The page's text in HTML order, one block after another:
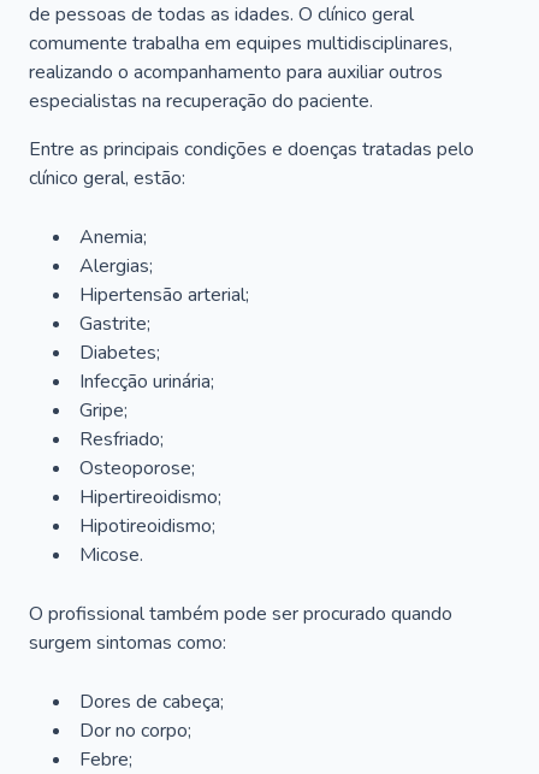
de pessoas de todas as idades. O clínico geral
comumente trabalha em equipes multidisciplinares,
realizando o acompanhamento para auxiliar outros
especialistas na recuperação do paciente.
Entre as principais condições e doenças tratadas pelo
clínico geral, estão:
Anemia;
Alergias;
Hipertensão arterial;
Gastrite;
Diabetes;
Infecção urinária;
Gripe;
Resfriado;
Osteoporose;
Hipertireoidismo;
Hipotireoidismo;
Micose.
O profissional também pode ser procurado quando
surgem sintomas como:
Dores de cabeça;
Dor no corpo;
Febre;